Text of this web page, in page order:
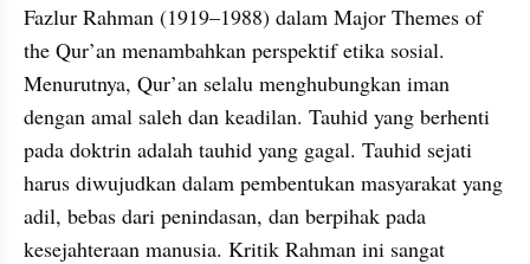
Fazlur Rahman (1919–1988) dalam Major Themes of
the Qur’an menambahkan perspektif etika sosial.
Menurutnya, Qur’an selalu menghubungkan iman
dengan amal saleh dan keadilan. Tauhid yang berhenti
pada doktrin adalah tauhid yang gagal. Tauhid sejati
harus diwujudkan dalam pembentukan masyarakat yang
adil, bebas dari penindasan, dan berpihak pada
kesejahteraan manusia. Kritik Rahman ini sangat